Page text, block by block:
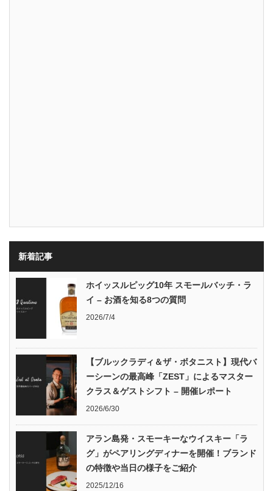
新着記事
ホイッスルピッグ10年 スモールバッチ・ラ
イ – お酒を知る8つの質問
2026/7/4
【ブルックラディ＆ザ・ボタニスト】現代バ
ーシーンの最高峰「ZEST」によるマスター
クラス＆ゲストシフト – 開催レポート
2026/6/30
アラン島発・スモーキーなウイスキー「ラ
グ」がペアリングディナーを開催！ブランド
の特徴や当日の様子をご紹介
2025/12/16